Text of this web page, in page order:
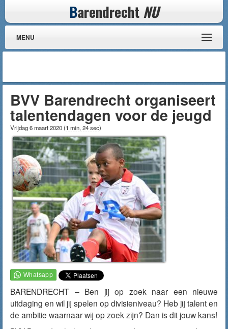
Barendrecht NU
MENU
BVV Barendrecht organiseert
talentendagen voor de jeugd
Vrijdag 6 maart 2020(1 min, 24 sec)
BARENDRECHT – Ben jij op zoek naar een nieuwe
uitdaging en wil jij spelen op divisieniveau? Heb jij talent en
de ambitie waarnaar wij op zoek zijn? Dan is dit jouw kans!